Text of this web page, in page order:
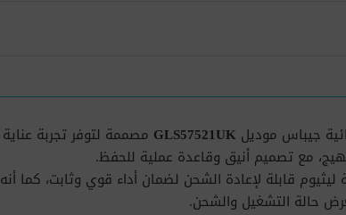
جيباس موديل GLS57521UK
مع تصميم أنيق وقاعدة عملية للحفظ.
ليثيوم قابلة لإعادة الشحن لضمان أداء قوي وثابت، كما أنه